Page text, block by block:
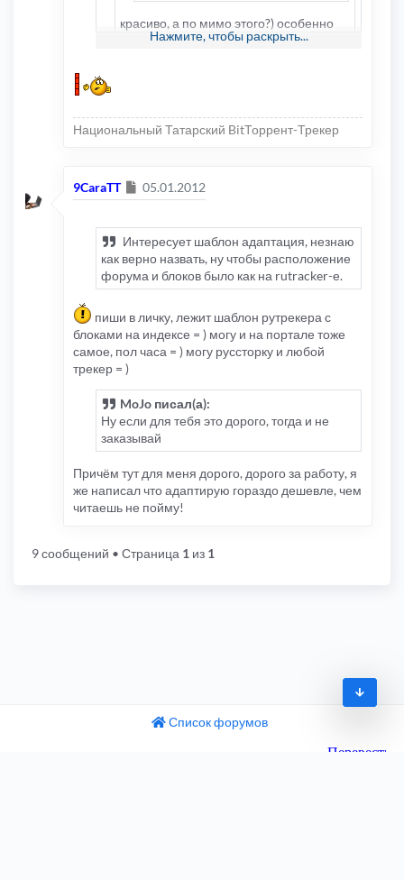
красиво, а по мимо этого?) особенно
под трекер?)
Интересует шаблон адаптация, незнаю как
верно назвать, ну чтобы расположение
Нажмите, чтобы раскрыть...
Национальный Татарский BitТоррент-Трекер
9CaraTT Сообщение
05.01.2012
Интересует шаблон адаптация, незнаю
как верно назвать, ну чтобы расположение
форума и блоков было как на rutracker-е.
пиши в личку, лежит шаблон рутрекера с
блоками на индексе = ) могу и на портале тоже
самое, пол часа = ) могу руссторку и любой
трекер = )
MoJo писал(а):
Ну если для тебя это дорого, тогда и не
заказывай
Причём тут для меня дорого, дорого за работу, я
же написал что адаптирую гораздо дешевле, чем
читаешь не пойму!
9 сообщений • Страница 1 из 1
Список форумов